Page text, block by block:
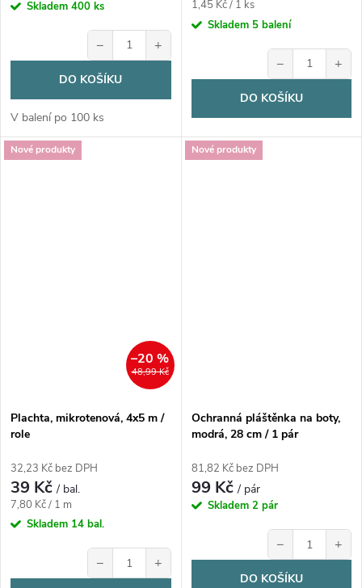
Skladem 400 ks
− +
DO KOŠÍKU
V balení po 100 ks
Měrná
cena:
1,45 Kč / 1 ks
Skladem 5 balení
− +
DO KOŠÍKU
Nové produkty
48,99 Kč
–20 %
Plachta, mikrotenová, 4x5 m /
role
32,23 Kč bez DPH
39 Kč/ bal.
Měrná
cena:
7,80 Kč / 1 m
Skladem 14 bal.
− +
Nové produkty
Ochranná pláštěnka na boty,
modrá, 28 cm / 1 pár
81,82 Kč bez DPH
99 Kč/ pár
Skladem 2 pár
− +
DO KOŠÍKU